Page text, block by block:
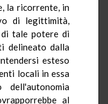
la ricorrente, in
di legittimità,
tale potere di
delineato dalla
esteso
locali in essa
dell'autonomia
al